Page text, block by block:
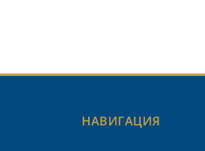
НАВИГАЦИЯ